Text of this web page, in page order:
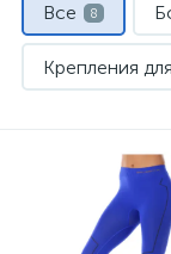
Все 8
Крепления
Носки
Флис и кофты